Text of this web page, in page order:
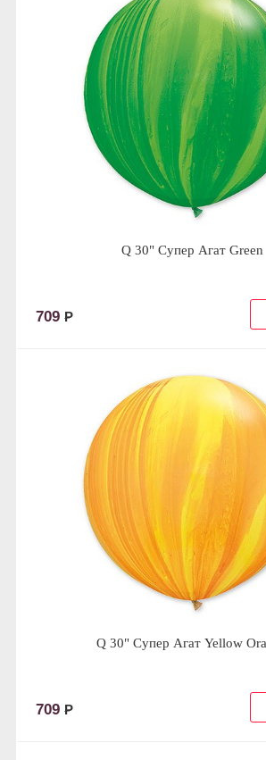
Q 30" Супер Агат Green
709 Р
Q 30" Супер Агат Yellow
709 Р